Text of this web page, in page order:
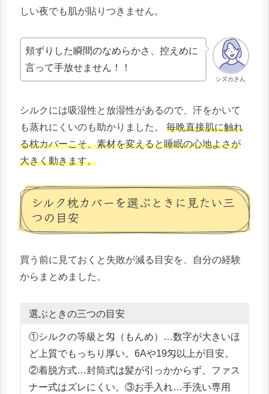
しい夜でも肌が貼りつきません。
シズカさん
頬ずりした瞬間のなめらかさ、控えめに
言って手放せません！！
シルクには吸湿性と放湿性があるので、汗をかいて
も蒸れにくいのも助かりました。 毎晩直接肌に触れ
る枕カバーこそ、素材を変えると睡眠の心地よさが
大きく動きます。
シルク枕カバーを選ぶときに見たい三
つの目安
買う前に見ておくと失敗が減る目安を、自分の経験
からまとめました。
選ぶときの三つの目安
①シルクの等級と匁（もんめ）…数字が大きいほ
ど上質でもっちり厚い。6Aや19匁以上が目安。
②着脱方式…封筒式は髪が引っかからず、ファス
ナー式はズレにくい。③お手入れ…手洗い専用